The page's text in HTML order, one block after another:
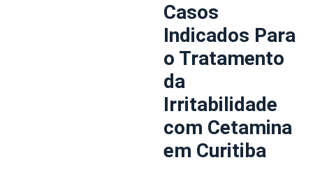
Casos
Indicados Para
o Tratamento
da
Irritabilidade
com Cetamina
em Curitiba